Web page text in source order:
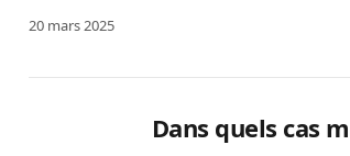
20 mars 2025
Dans quels cas